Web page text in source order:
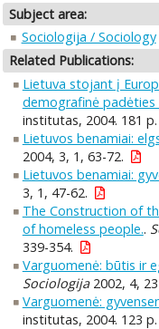
Subject area:
Sociologija / Sociology
Related Publications:
Lietuva stojant į
demografinė padėties
institutas, 2004. 181 p.
Lietuvos benamiai:
2004, 3, 1, 63-72.
Lietuvos benamiai:
3, 1, 47-62.
The Construction of
of homeless people..
339-354.
Varguomenė: būtis ir
Sociologija2002, 4,
Varguomenė:
institutas, 2004. 123 p.